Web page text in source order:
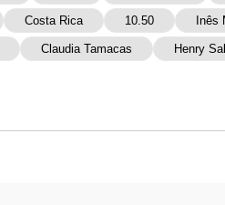
Costa Rica 10.50 Inês
Claudia Tamacas Henry